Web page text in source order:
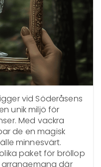
vid Söderåsens
unik miljö för
Med vackra
de en magisk
minnesvärt.
paket för bröllop
arrangemang där